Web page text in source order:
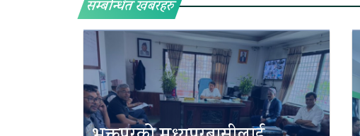
सम्बन्धित खबरहरु